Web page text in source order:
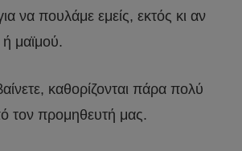
να πουλάμε εμείς, εκτός κι αν
μαϊμού.
καθορίζονται πάρα πολύ
τον προμηθευτή μας.